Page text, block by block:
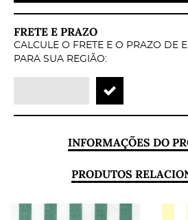
FRETE E PRAZO
CALCULE O FRETE E O PRAZO DE
PARA SUA REGIÃO:
INFORMAÇÕES DO
PRODUTOS